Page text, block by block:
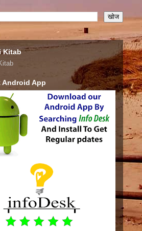
Kitab
Android App